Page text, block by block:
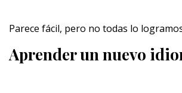
Parece fácil, pero no todas lo
Aprender un nuevo